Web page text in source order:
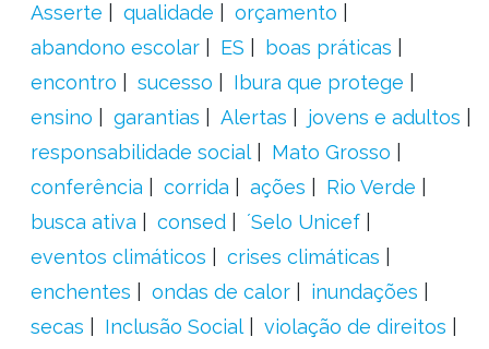
Asserte
qualidade
orçamento
abandono escolar
ES
boas práticas
encontro
sucesso
Ibura que protege
ensino
garantias Alertas
jovens e adultos
responsabilidade social
Mato Grosso
conferência
corrida ações
Rio Verde
busca ativa
consed
´Selo Unicef
eventos climáticos
crises climáticas
enchentes
ondas de calor
inundações
secas
Inclusão Social
violação de direitos